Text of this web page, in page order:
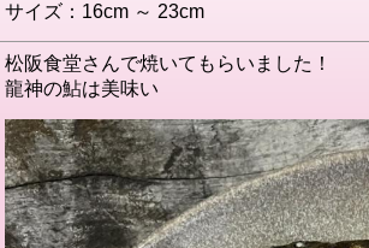
サイズ：16cm ～ 23cm
松阪食堂さんで焼いてもらいました！
龍神の鮎は美味い